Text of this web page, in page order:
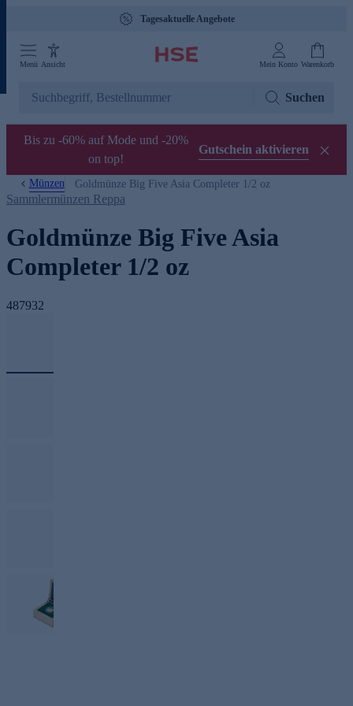
Tagesaktuelle Angebote
Menü Ansicht Mein Konto Warenkorb
Suchen
Bis zu -60% auf Mode und -20%
on top!
Gutschein aktivieren
Münzen Goldmünze Big Five Asia Completer 1/2 oz
Sammlermünzen Reppa
Goldmünze Big Five Asia
Completer 1/2 oz
487932